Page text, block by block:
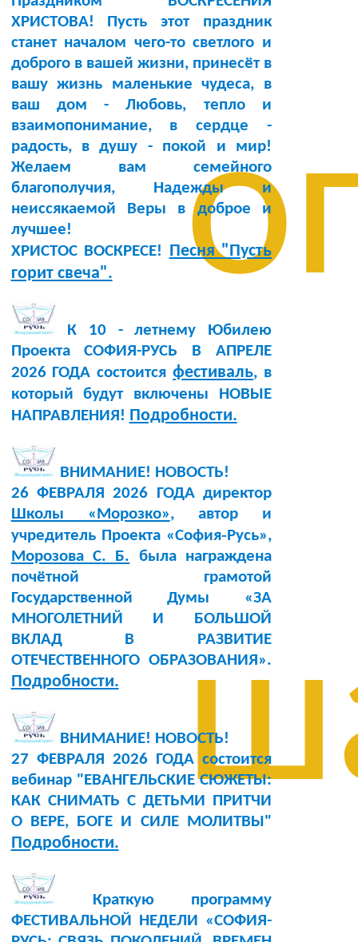
ХРИСТОВА! Пусть этот праздник
станет началом чего-то светлого и
доброго в вашей жизни, принесёт в
вашу жизнь маленькие чудеса, в
ваш дом - Любовь, тепло и
взаимопонимание, в сердце -
радость, в душу - покой и мир!
Желаем вам семейного
благополучия, Надежды и
неиссякаемой Веры в доброе и
лучшее!
ХРИСТОС ВОСКРЕСЕ! Песня "Пусть
горит свеча".
К 10 - летнему Юбилею
Проекта СОФИЯ-РУСЬ В АПРЕЛЕ
2026 ГОДА состоитсяфестиваль, в
который будут включены НОВЫЕ
НАПРАВЛЕНИЯ! Подробности.
ВНИМАНИЕ! НОВОСТЬ!
26 ФЕВРАЛЯ 2026 ГОДА директор
Школы «Морозко», автор и
учредитель Проекта «София‑Русь»,
Морозова С. Б. была награждена
почётной грамотой
Государственной Думы «ЗА
МНОГОЛЕТНИЙ И БОЛЬШОЙ
ВКЛАД В РАЗВИТИЕ
ОТЕЧЕСТВЕННОГО ОБРАЗОВАНИЯ».
Подробности.
ВНИМАНИЕ! НОВОСТЬ!
27 ФЕВРАЛЯ 2026 ГОДА состоится
вебинар "ЕВАНГЕЛЬСКИЕ СЮЖЕТЫ:
КАК СНИМАТЬ С ДЕТЬМИ ПРИТЧИ
О ВЕРЕ, БОГЕ И СИЛЕ МОЛИТВЫ"
Подробности.
Краткую программу
ФЕСТИВАЛЬНОЙ НЕДЕЛИ «СОФИЯ-